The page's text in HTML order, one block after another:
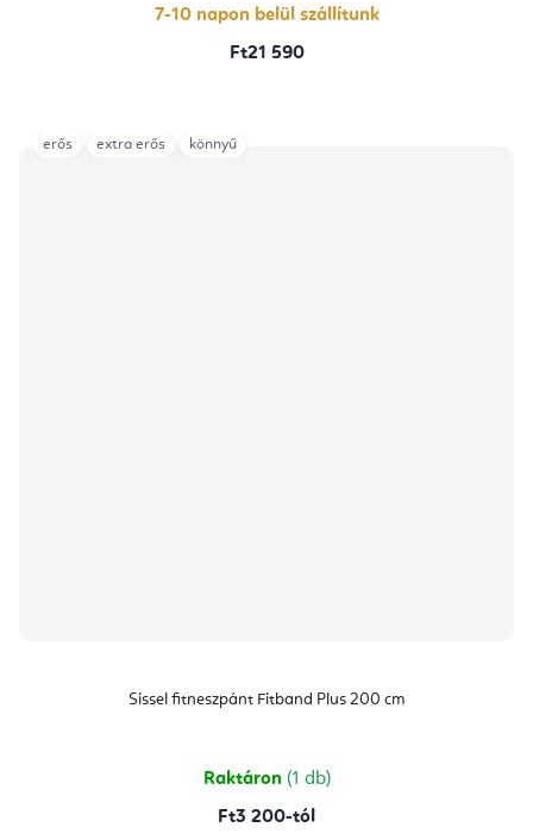
7-10 napon belül szállítunk
Ft21 590
Sissel fitneszpánt Fitband Plus 200 cm
Raktáron (1 db)
Ft3 200-tól
erős extra erős könnyű